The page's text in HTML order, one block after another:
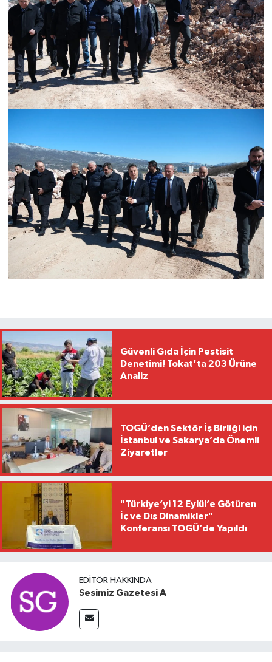
Güvenli Gıda İçin Pestisit
Denetimi! Tokat'ta 203 Ürüne
Analiz
TOGÜ’den Sektör İş Birliği için
İstanbul ve Sakarya’da Önemli
Ziyaretler
"Türkiye’yi 12 Eylül’e Götüren
İç ve Dış Dinamikler"
Konferansı TOGÜ’de Yapıldı
EDITÖR HAKKINDA
Sesimiz Gazetesi A